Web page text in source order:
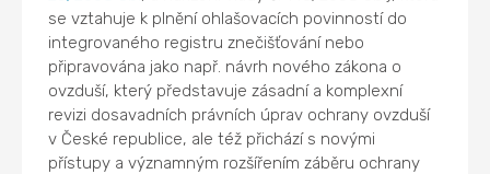
se vztahuje k plnění ohlašovacích povinností do
integrovaného registru znečišťování nebo
připravována jako např. návrh nového zákona o
ovzduší, který představuje zásadní a komplexní
revizi dosavadních právních úprav ochrany ovzduší
v České republice, ale též přichází s novými
přístupy a významným rozšířením záběru ochrany